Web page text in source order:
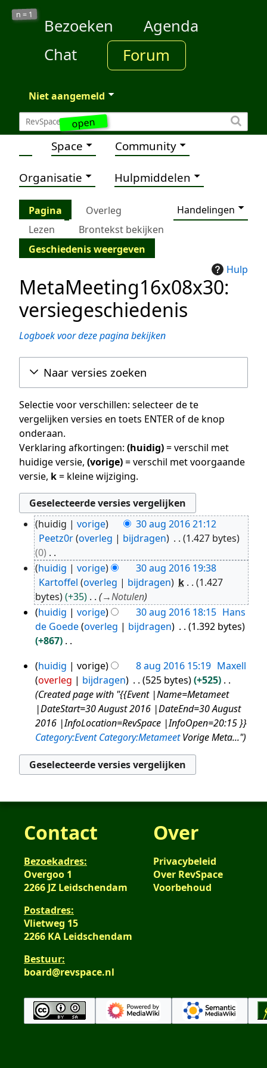
open
n = 1
Bezoeken
Agenda
Chat
Forum
Niet aangemeld
Space Community
Organisatie Hulpmiddelen
Pagina Overleg
Handelingen
Lezen
Brontekst bekijken
Geschiedenis weergeven
Hulp
MetaMeeting16x08x30:
versiegeschiedenis
Logboek voor deze pagina bekijken
Naar versies zoeken
Selectie voor verschillen: selecteer de te
vergelijken versies en toets ENTER of de knop
onderaan.
Verklaring afkortingen: (huidig)= verschil met
huidige versie, (vorige)= verschil met voorgaande
versie, k= kleine wijziging.
30
aug
2016
huidig vorige
30 aug 2016 21:12
Peetz0r overleg bijdragen
1.427 bytes
0
G
e
e
n
b
e
e
r
k
n
g
s
s
n
v
t
t
i
n
g
huidig vorige
30 aug 2016 19:38
Kartoffel overleg bijdragen k
1.427
bytes
+35 →Notulen
huidig
vorige 30 aug 2016 18:15 Hans
de Goede overleg bijdragen
1.392 bytes
+867
e
e
n
b
e
w
e
r
g
s
a
m
n
v
a
t
t
n
g
8
aug
2016
huidig vorige 8 aug 2016 15:19 Maxell
overleg
bijdragen 525 bytes
+525
Created page with "{{Event |Name=Metameet
|DateStart=30 August 2016 |DateEnd=30 August
2016 |InfoLocation=RevSpace |InfoOpen=20:15 }}
Category:Event Category:MetameetVorige Meta..."
Contact
Bezoekadres:
Overgoo 1
2266 JZ Leidschendam
Postadres:
Vlietweg 15
2266 KA Leidschendam
Bestuur:
board@revspace.nl
Over
Privacybeleid
Over RevSpace
Voorbehoud